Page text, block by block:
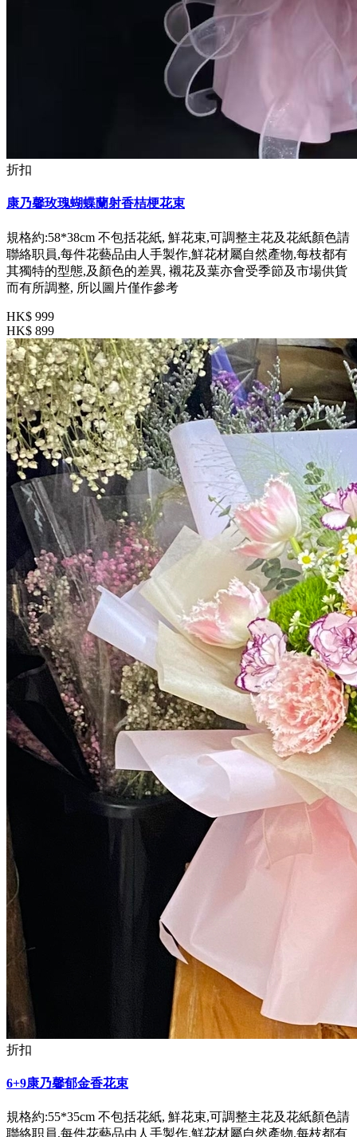
折扣
康乃馨玫瑰蝴蝶蘭射香桔梗花束
規格約:58*38cm 不包括花紙, 鮮花束,可調整主花及花紙顏色請
聯絡职員,每件花藝品由人手製作,鮮花材屬自然產物,每枝都有
其獨特的型態,及顏色的差異, 襯花及葉亦會受季節及市場供貨
而有所調整, 所以圖片僅作參考
HK$ 999
HK$ 899
折扣
6+9康乃馨郁金香花束
規格約:55*35cm 不包括花紙, 鮮花束,可調整主花及花紙顏色請
聯絡职員,每件花藝品由人手製作,鮮花材屬自然產物,每枝都有